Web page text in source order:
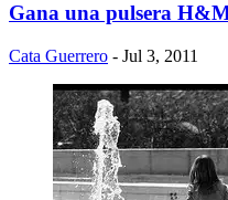
Gana una pulsera
Cata Guerrero - Jul 3, 2011